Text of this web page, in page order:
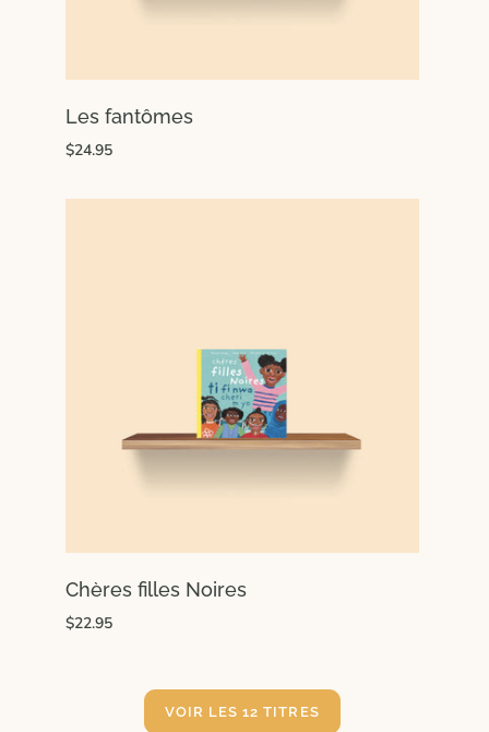
Les fantômes
$24.95
Chères filles Noires
$22.95
VOIR LES 12 TITRES